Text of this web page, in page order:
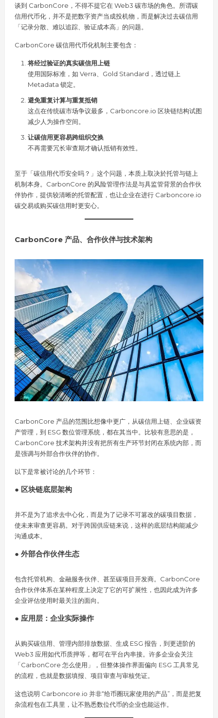
谈到 CarbonCore，不得不提它在 Web3 碳市场的角色。所谓碳
信用代币化，并不是把数字资产当成投机物，而是解决过去碳信用
「记录分散、难以追踪、验证成本高」的问题。
CarbonCore 碳信用代币化机制主要包含：
将经过验证的真实碳信用上链
使用国际标准，如 Verra、Gold Standard，透过链上
Metadata 锁定。
避免重复计算与重复抵销
这点在传统碳市场争议最多，Carboncore.io 区块链结构试图
减少人为操作空间。
让碳信用更容易跨组织交换
不再需要冗长审查期才确认抵销有效性。
至于「碳信用代币安全吗？」这个问题，本质上取决於托管与链上
机制本身。CarbonCore 的风险管理作法是与具监管背景的合作伙
伴协作，提供较清晰的托管配置，也让企业在进行 Carboncore.io
碳交易或购买碳信用时更安心。
CarbonCore 产品、合作伙伴与技术架构
CarbonCore 产品的范围比想像中更广，从碳信用上链、企业碳资
产管理，到 ESG 数位管理系统，都在其当中。比较有意思的是，
CarbonCore 技术架构并没有把所有生产环节封闭在系统内部，而
是强调与外部合作伙伴的协作。
以下是常被讨论的几个环节：
● 区块链底层架构
并不是为了追求去中心化，而是为了记录不可篡改的碳项目数据，
使未来审查更容易。对于跨国供应链来说，这样的底层结构能减少
沟通成本。
● 外部合作伙伴生态
包含托管机构、金融服务伙伴、甚至碳项目开发商。CarbonCore
合作伙伴体系在某种程度上决定了它的可扩展性，也因此成为许多
企业评估使用时最关注的面向。
● 应用层：企业实际操作
从购买碳信用、管理内部排放数据、生成 ESG 报告，到更进阶的
Web3 应用如代币质押等，都可在平台内串接。许多企业会关注
「CarbonCore 怎么使用」，但整体操作界面偏向 ESG 工具常见
的流程，也就是数据填报、项目审查与审核凭证。
这也说明 Carboncore.io 并非“给币圈玩家使用的产品”，而是把复
杂流程包在工具里，让不熟悉数位代币的企业也能运作。